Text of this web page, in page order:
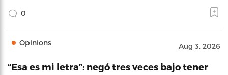
0
Opinions Aug 3, 2026
“Esa es mi letra”: negó tres veces bajo tener